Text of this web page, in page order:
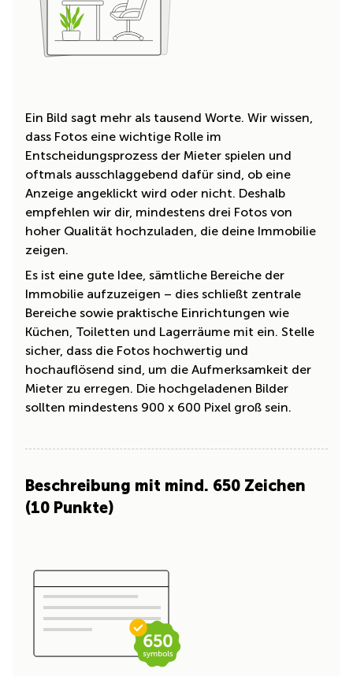
Ein Bild sagt mehr als tausend Worte. Wir wissen,
dass Fotos eine wichtige Rolle im
Entscheidungsprozess der Mieter spielen und
oftmals ausschlaggebend dafür sind, ob eine
Anzeige angeklickt wird oder nicht. Deshalb
empfehlen wir dir, mindestens drei Fotos von
hoher Qualität hochzuladen, die deine Immobilie
zeigen.
Es ist eine gute Idee, sämtliche Bereiche der
Immobilie aufzuzeigen – dies schließt zentrale
Bereiche sowie praktische Einrichtungen wie
Küchen, Toiletten und Lagerräume mit ein. Stelle
sicher, dass die Fotos hochwertig und
hochauflösend sind, um die Aufmerksamkeit der
Mieter zu erregen. Die hochgeladenen Bilder
sollten mindestens 900 x 600 Pixel groß sein.
Beschreibung mit mind. 650 Zeichen
(10 Punkte)